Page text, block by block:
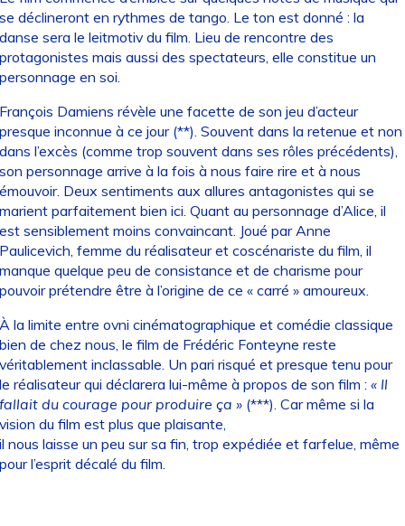
déclineront en rythmes de tango. Le ton est donné : la
sera le leitmotiv du film. Lieu de rencontre des
mais aussi des spectateurs, elle constitue un
en soi.
Damiens révèle une facette de son jeu d’acteur
inconnue à ce jour (**). Souvent dans la retenue et non
l’excès (comme trop souvent dans ses rôles précédents),
personnage arrive à la fois à nous faire rire et à nous
Deux sentiments aux allures antagonistes qui se
parfaitement bien ici. Quant au personnage d’Alice, il
sensiblement moins convaincant. Joué par Anne
femme du réalisateur et coscénariste du film, il
quelque peu de consistance et de charisme pour
prétendre être à l’origine de ce « carré » amoureux.
la limite entre ovni cinématographique et comédie classique
de chez nous, le film de Frédéric Fonteyne reste
inclassable. Un pari risqué et presque tenu pour
réalisateur qui déclarera lui-même à propos de son film : « Il
du courage pour produire ça »(***). Car même si la
du film est plus que plaisante,
nous laisse un peu sur sa fin, trop expédiée et farfelue, même
l’esprit décalé du film.